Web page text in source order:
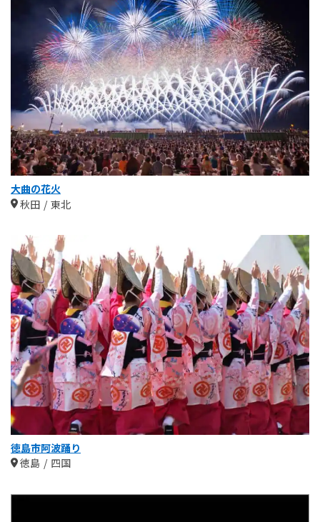
大曲の花火
秋田
東北
徳島市阿波踊り
徳島
四国